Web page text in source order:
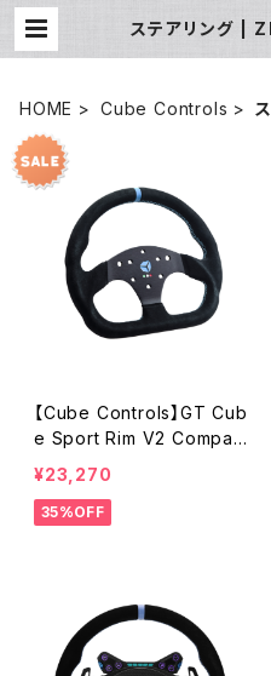
ステアリング |
HOME
Cube Controls
【Cube Controls】GT Cub
e Sport Rim V2 Compati
ble
¥23,270
35%OFF